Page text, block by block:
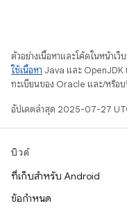
ตัวอย่างเนื้อหาและโค้ดในหน้าเ
ใช้เนื้อหา Java และ OpenJDK
ทะเบียนของ Oracle และ/หรือบ
อัปเดตล่าสุด 2025-07-27
บิวด์
ที่เก็บสำหรับ Android
ข้อกำหนด